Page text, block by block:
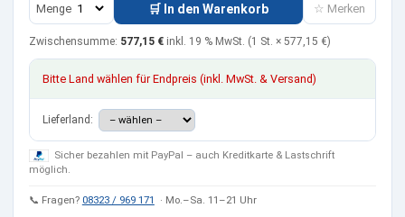
Menge 🛒 In den Warenkorb ☆ Merken
Zwischensumme: 577,15 € inkl. 19 % MwSt. (1 St. × 577,15 €)
Bitte Land wählen für Endpreis (inkl. MwSt. & Versand)
Lieferland:
Sicher bezahlen mit PayPal – auch Kreditkarte & Lastschrift
möglich.
📞 Fragen? 08323 / 969 171 · Mo.–Sa. 11–21 Uhr